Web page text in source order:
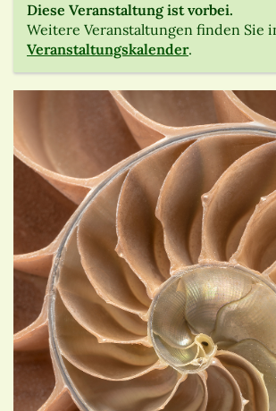
Diese Veranstaltung ist vorbei.
Weitere Veranstaltungen finden Sie
Veranstaltungskalender.